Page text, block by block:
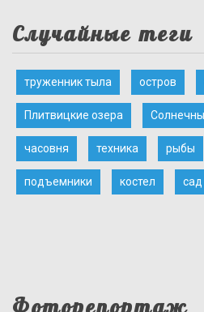
Случайные теги
труженник тыла остров
Плитвицкие озера
часовня техника рыбы
подъемники костел сад